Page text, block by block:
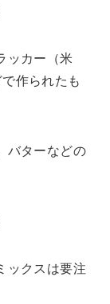
ッカー（米
作られたも
バターなどの
ックスは要注